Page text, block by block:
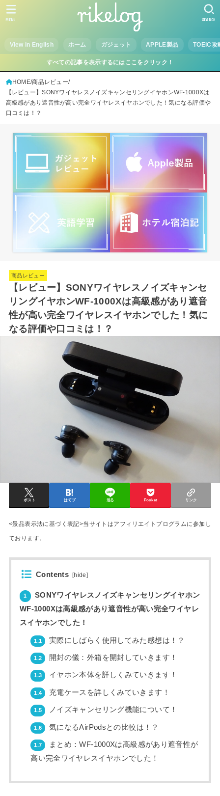
View in English ホーム ガジェット APPLE製品 TOEIC攻
SEARCH
MENU
すべての記事を表示するにはここをクリック！
HOME 商品レビュー
【レビュー】SONYワイヤレスノイズキャンセリングイヤホンWF-1000Xは
高級感があり遮音性が高い完全ワイヤレスイヤホンでした！気になる評価や
口コミは！？
商品レビュー
【レビュー】SONYワイヤレスノイズキャンセ
リングイヤホンWF-1000Xは高級感があり遮音
性が高い完全ワイヤレスイヤホンでした！気に
なる評価や口コミは！？
ポスト はてブ 送る Pocket リンク
<景品表示法に基づく表記>当サイトはアフィリエイトプログラムに参加し
ております。
Contents [hide]
1
SONYワイヤレスノイズキャンセリングイヤホン
WF-1000Xは高級感があり遮音性が高い完全ワイヤレ
スイヤホンでした！
1.1 実際にしばらく使用してみた感想は！？
1.2 開封の儀：外箱を開封していきます！
1.3 イヤホン本体を詳しくみていきます！
1.4 充電ケースを詳しくみていきます！
1.5 ノイズキャンセリング機能について！
1.6 気になるAirPodsとの比較は！？
1.7
まとめ：WF-1000Xは高級感があり遮音性が
高い完全ワイヤレスイヤホンでした！